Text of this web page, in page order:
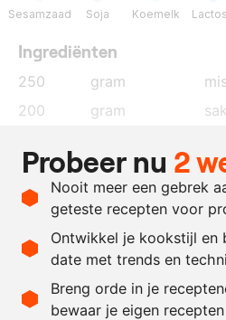
Sesamzaad Soja Koemelk
Ingrediënten
250 gram
200
gram
200
gram
200
gram
Recept omrekenen
-
Probeer nu 2
Nooit meer een gebrek
geteste recepten voor
Ontwikkel je kookstijl
date met trends en
Breng orde in je
bewaar je eigen